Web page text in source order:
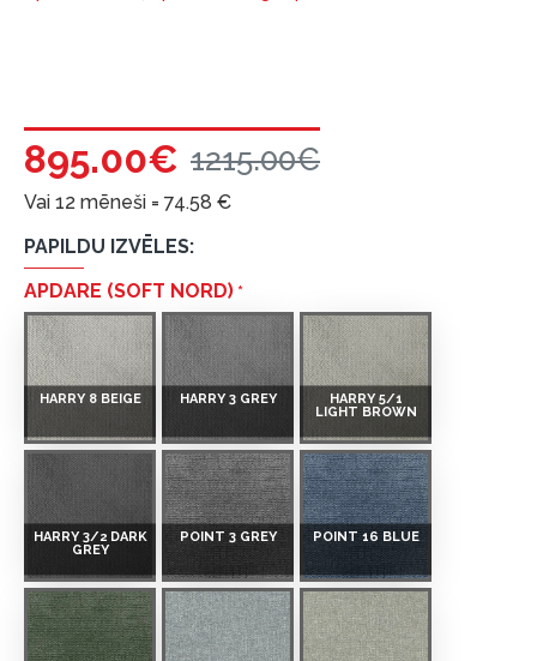
895.00€ 1215.00€
Vai 12 mēneši = 74.58 €
PAPILDU IZVĒLES:
APDARE (SOFT NORD)
HARRY 8 BEIGE HARRY 3 GREY
HARRY 5/1
LIGHT BROWN
HARRY 3/2 DARK
GREY
POINT 3 GREY POINT 16 BLUE